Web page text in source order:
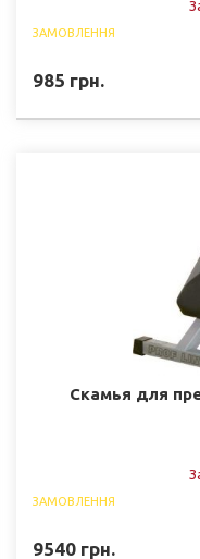
ЗАМОВЛЕННЯ
985 грн.
Скамья для
ЗАМОВЛЕННЯ
9540 грн.